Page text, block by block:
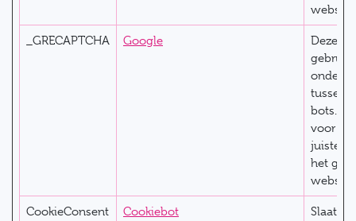
website
_GRECAPTCHA Google
Deze
tussen
bots.
voor de
juiste
het
website
CookieConsent Cookiebot
Slaat